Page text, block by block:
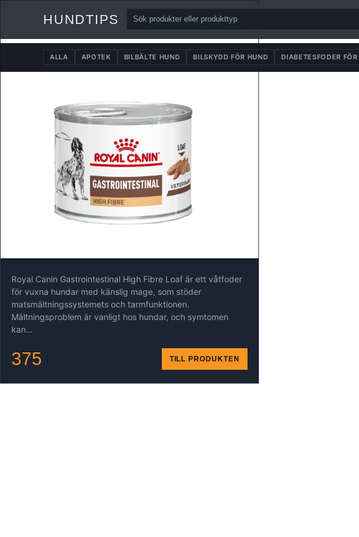
HUNDTIPS
ALLA APOTEK BILBÄLTE HUND BILSKYDD FÖR HUND DIABETESFODER
Royal Canin Gastrointestinal High Fibre Loaf är ett våtfoder
för vuxna hundar med känslig mage, som stöder
matsmältningssystemets och tarmfunktionen.
Mältningsproblem är vanligt hos hundar, och symtomen
kan…
375 TILL PRODUKTEN